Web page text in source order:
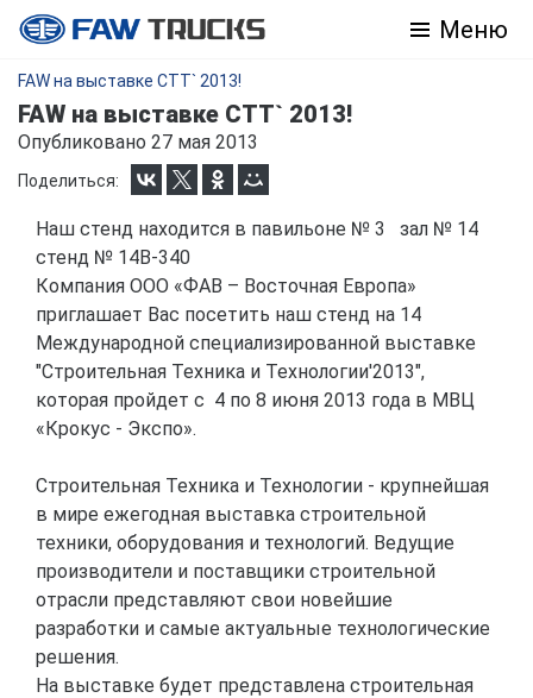
Меню
FAW на выставке СТТ` 2013!
FAW на выставке СТТ` 2013!
Опубликовано 27 мая 2013
Поделиться:
Наш стенд находится в павильоне № 3 зал № 14
стенд № 14В-340
Компания ООО «ФАВ – Восточная Европа»
приглашает Вас посетить наш стенд на 14
Международной специализированной выставке
"Строительная Техника и Технологии'2013",
которая пройдет с 4 по 8 июня 2013 года в МВЦ
«Крокус - Экспо».
Строительная Техника и Технологии - крупнейшая
в мире ежегодная выставка строительной
техники, оборудования и технологий. Ведущие
производители и поставщики строительной
отрасли представляют свои новейшие
разработки и самые актуальные технологические
решения.
На выставке будет представлена строительная